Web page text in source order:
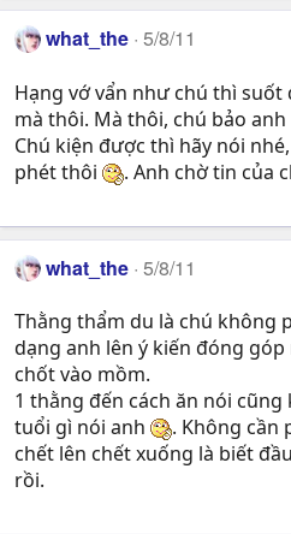
what_the 5/8/11
Hạng vớ vẩn như chú thì suốt
mà thôi. Mà thôi, chú bảo
Chú kiện được thì hãy nói
phét thôi
. Anh chờ tin của
what_the 5/8/11
Thằng thẩm du là chú không
dạng anh lên ý kiến đóng
chốt vào mồm.
1 thằng đến cách ăn nói
tuổi gì nói anh
. Không cần
chết lên chết xuống là biết
rồi.